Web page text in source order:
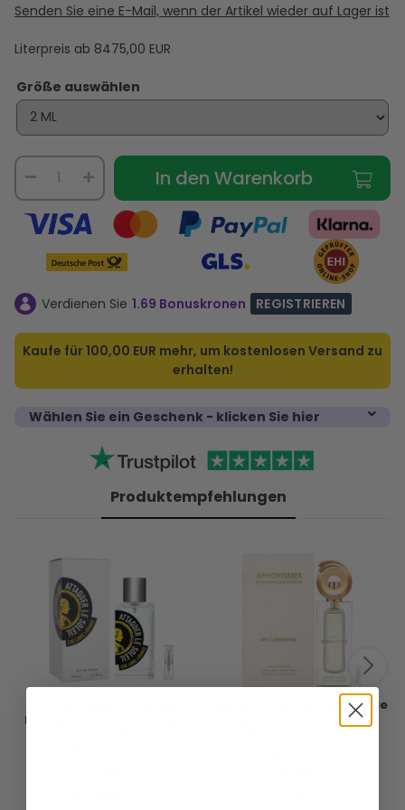
Senden Sie eine E-Mail, wenn der Artikel wieder auf Lager ist
Literpreis ab 8475,00 EUR
Größe auswählen
In den Warenkorb
Verdienen Sie 1.69 Bonuskronen REGISTRIEREN
Kaufe für100,00 EUR mehr, um kostenlosen Versand zu
erhalten!
Wählen Sie ein Geschenk - klicken Sie hier
Produktempfehlungen
Marquis De Sade Attaquer
Aphorismes by Dominique
Ropion My Clémentine -